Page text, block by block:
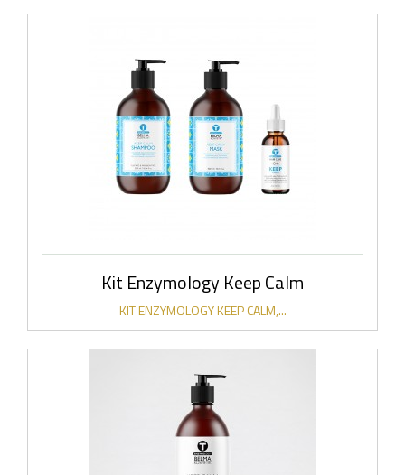
Kit Enzymology Keep Calm
KIT ENZYMOLOGY KEEP CALM,...